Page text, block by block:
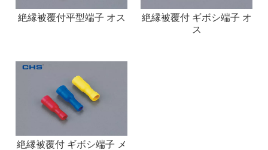
絶縁被覆付平型端子 オス
絶縁被覆付 ギボシ端子 オ
ス
絶縁被覆付 ギボシ端子 メ